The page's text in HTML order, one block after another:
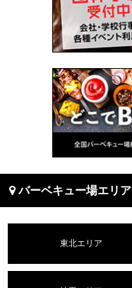
バーベキュー場エリア
東北エリア